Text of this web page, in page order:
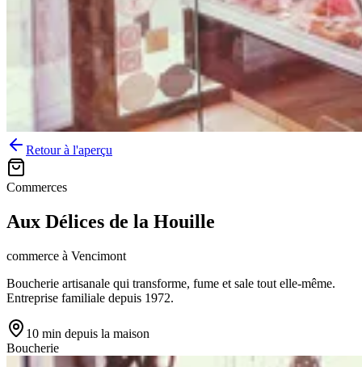
Retour à l'aperçu
Commerces
Aux Délices de la Houille
commerce à Vencimont
Boucherie artisanale qui transforme, fume et sale tout elle-même.
Entreprise familiale depuis 1972.
10 min depuis la maison
Boucherie